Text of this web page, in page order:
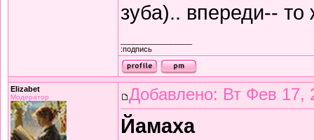
зуба).. впереди--
:подпись
Elizabet
Модератор Добавлено: Вт Фев 17,
Йамаха